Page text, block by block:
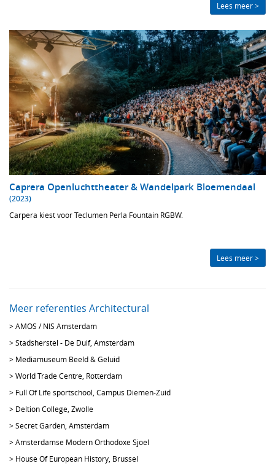
Lees meer >
Caprera Openluchttheater & Wandelpark Bloemendaal
(2023)
Carpera kiest voor Teclumen Perla Fountain RGBW.
Lees meer >
Meer referenties Architectural
>AMOS / NIS Amsterdam
>Stadsherstel - De Duif, Amsterdam
> Mediamuseum Beeld & Geluid
>World Trade Centre, Rotterdam
> Full Of Life sportschool, Campus Diemen-Zuid
> Deltion College, Zwolle
>Secret Garden, Amsterdam
>Amsterdamse Modern Orthodoxe Sjoel
> House Of European History, Brussel